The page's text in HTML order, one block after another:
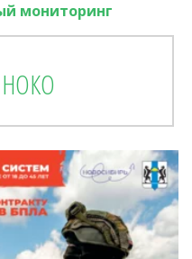
мониторинг
НОКО